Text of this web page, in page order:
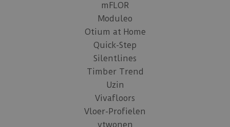
mFLOR
Moduleo
Otium at Home
Quick-Step
Silentlines
Timber Trend
Uzin
Vivafloors
Vloer-Profielen
vtwonen